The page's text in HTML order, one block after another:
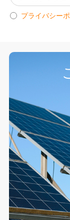
プライバシー